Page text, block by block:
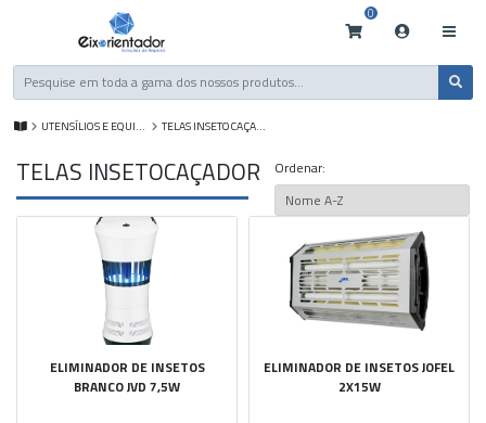
0
UTENSÍLIOS E EQUIP. DE LIMPEZA TELAS INSETOCAÇADOR
TELAS INSETOCAÇADOR Ordenar:
ELIMINADOR DE INSETOS
BRANCO JVD 7,5W
ELIMINADOR DE INSETOS JOFEL
2X15W